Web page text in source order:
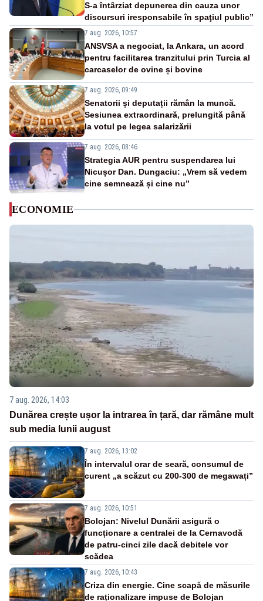
S-a întârziat depunerea din cauza unor
discursuri iresponsabile în spaţiul public”
7 aug. 2026, 10:57
ANSVSA a negociat, la Ankara, un acord
pentru facilitarea tranzitului prin Turcia al
carcaselor de ovine și bovine
7 aug. 2026, 09:49
Senatorii și deputații rămân la muncă.
Sesiunea extraordinară, prelungită până
la votul pe legea salarizării
7 aug. 2026, 08:46
Strategia AUR pentru suspendarea lui
Nicușor Dan. Dungaciu: „Vrem să vedem
cine semnează și cine nu”
ECONOMIE
7 aug. 2026, 14:03
Dunărea crește ușor la intrarea în țară, dar rămâne mult
sub media lunii august
7 aug. 2026, 13:02
În intervalul orar de seară, consumul de
curent „a scăzut cu 200-300 de megawați”
7 aug. 2026, 10:51
Bolojan: Nivelul Dunării asigură o
funcționare a centralei de la Cernavodă
de patru-cinci zile dacă debitele vor
scădea
7 aug. 2026, 10:43
Criza din energie. Cine scapă de măsurile
de raționalizare impuse de Bolojan